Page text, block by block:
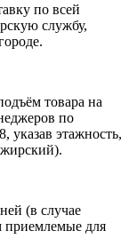
по всей
службу,
товара на
по
указав этажность,
(в случае
приемлемые для